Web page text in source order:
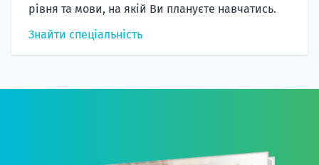
рівня та мови, на якій Ви плануєте навчатись.
Знайти спеціальність